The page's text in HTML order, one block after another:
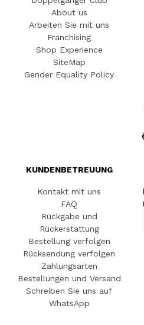
About us
Arbeiten Sie mit uns
Franchising
Shop Experience
SiteMap
Gender Equality Policy
KUNDENBETREUUNG
Kontakt mit uns
FAQ
Rückgabe und
Rückerstattung
Bestellung verfolgen
Rücksendung verfolgen
Zahlungsarten
Bestellungen und Versand
Schreiben Sie uns auf
WhatsApp